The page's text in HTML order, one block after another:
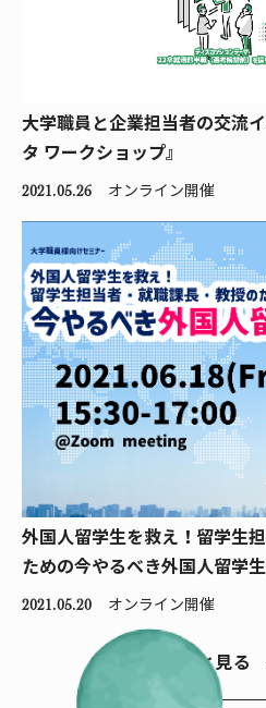
大学職員と企業担当者の交流
タ ワークショップ』
2021.05.26 オンライン開催
外国人留学生を救え！留学生
ための今やるべき外国人留学
2021.05.20 オンライン開催
もっと見る